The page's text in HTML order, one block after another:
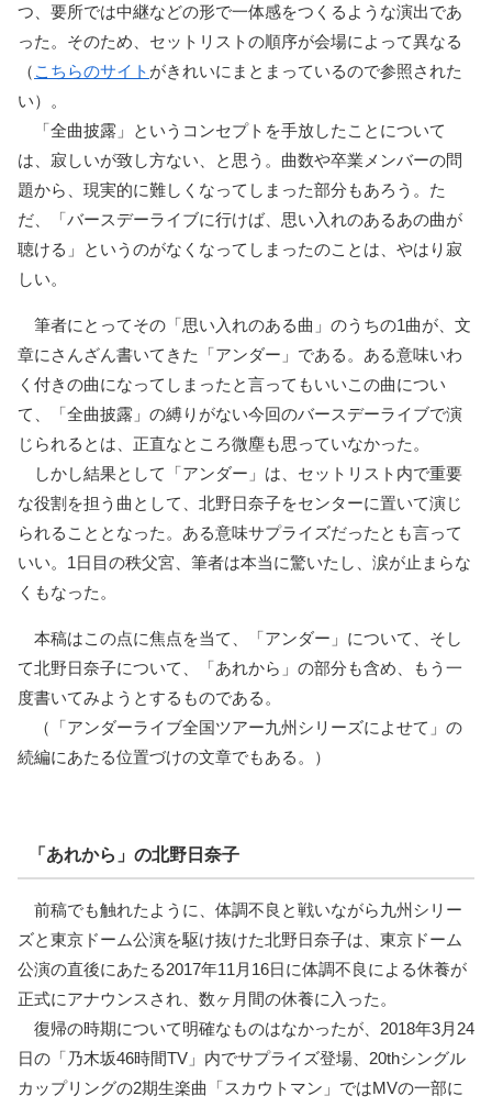
つ、要所では中継などの形で一体感をつくるような演出であ
った。そのため、セットリストの順序が会場によって異なる
（ こちらのサイト がきれいにまとまっているので参照された
い）。
「全曲披露」というコンセプトを手放したことについて
は、寂しいが致し方ない、と思う。曲数や卒業メンバーの問
題から、現実的に難しくなってしまった部分もあろう。た
だ、「バースデーライブに行けば、思い入れのあるあの曲が
聴ける」というのがなくなってしまったのことは、やはり寂
しい。
筆者にとってその「思い入れのある曲」のうちの1曲が、文
章にさんざん書いてきた「アンダー」である。ある意味いわ
く付きの曲になってしまったと言ってもいいこの曲につい
て、「全曲披露」の縛りがない今回のバースデーライブで演
じられるとは、正直なところ微塵も思っていなかった。
しかし結果として「アンダー」は、セットリスト内で重要
な役割を担う曲として、北野日奈子をセンターに置いて演じ
られることとなった。ある意味サプライズだったとも言って
いい。1日目の秩父宮、筆者は本当に驚いたし、涙が止まらな
くもなった。
本稿はこの点に焦点を当て、「アンダー」について、そし
て北野日奈子について、「あれから」の部分も含め、もう一
度書いてみようとするものである。
（「アンダーライブ全国ツアー九州シリーズによせて」の
続編にあたる位置づけの文章でもある。）
「あれから」の北野日奈子
前稿でも触れたように、体調不良と戦いながら九州シリー
ズと東京ドーム公演を駆け抜けた北野日奈子は、東京ドーム
公演の直後にあたる2017年11月16日に体調不良による休養が
正式にアナウンスされ、数ヶ月間の休養に入った。
復帰の時期について明確なものはなかったが、2018年3月24
日の「乃木坂46時間TV」内でサプライズ登場、20thシングル
カップリングの2期生楽曲「スカウトマン」ではMVの一部に